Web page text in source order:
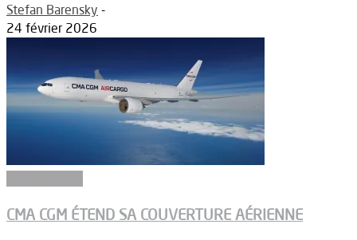
Stefan Barensky -
24 février 2026
CMA CGM ÉTEND SA COUVERTURE AÉRIENNE